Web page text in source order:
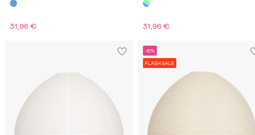
31,96 € 31,96 €
-10%
FLASH SALE